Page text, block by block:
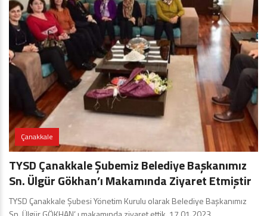
Çanakkale
TYSD Çanakkale Şubemiz Belediye Başkanımız
Sn. Ülgür Gökhan’ı Makamında Ziyaret Etmiştir
TYSD Çanakkale Şubesi Yönetim Kurulu olarak Belediye Başkanımız